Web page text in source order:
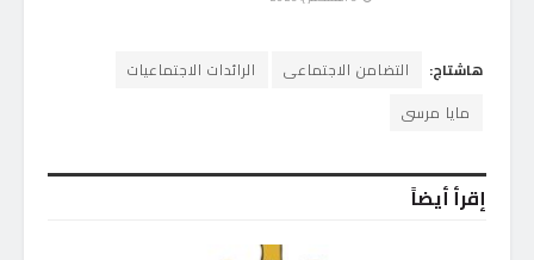
هاشتاج: التضامن الاجتماعى
الرائدات الاجتماعيات
مايا مرسى
إقرأ أيضاً